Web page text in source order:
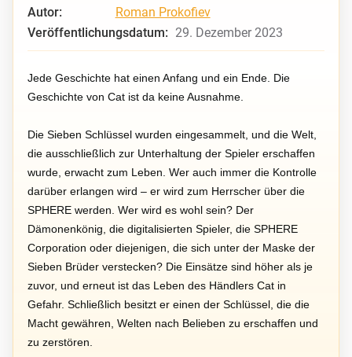
Autor:
Roman Prokofiev
Veröffentlichungsdatum: 29. Dezember 2023
Jede Geschichte hat einen Anfang und ein Ende. Die
Geschichte von Cat ist da keine Ausnahme.
Die Sieben Schlüssel wurden eingesammelt, und die Welt,
die ausschließlich zur Unterhaltung der Spieler erschaffen
wurde, erwacht zum Leben. Wer auch immer die Kontrolle
darüber erlangen wird – er wird zum Herrscher über die
SPHERE werden. Wer wird es wohl sein? Der
Dämonenkönig, die digitalisierten Spieler, die SPHERE
Corporation oder diejenigen, die sich unter der Maske der
Sieben Brüder verstecken? Die Einsätze sind höher als je
zuvor, und erneut ist das Leben des Händlers Cat in
Gefahr. Schließlich besitzt er einen der Schlüssel, die die
Macht gewähren, Welten nach Belieben zu erschaffen und
zu zerstören.